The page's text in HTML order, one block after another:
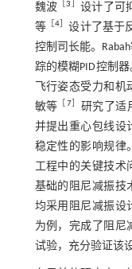
魏波
［3 ］设计了可
等［ 4 ］设计了基于
控制司长能。
踪的模糊PID控制
飞行姿态受力和
敏等
7］ 研究了适
并提出重心包线设
稳定性的影响规律
工程中的关键技
基础的阻尼减振技
均采用阻尼减振设
为例，完成了阻尼
试验，充分验证该